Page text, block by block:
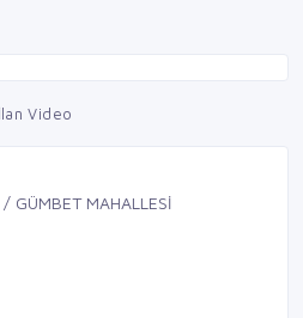
İlan Video
MAHALLESİ